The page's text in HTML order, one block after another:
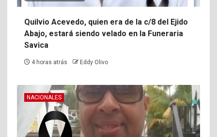
Quilvio Acevedo, quien era de la c/8 del Ejido
Abajo, estará siendo velado en la Funeraria
Savica
4 horas atrás Eddy Olivo
NACIONALES